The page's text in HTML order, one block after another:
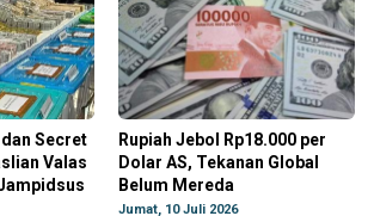
Secret
Valas
Rupiah Jebol Rp18.000 per
Dolar AS, Tekanan Global
Belum Mereda
Jumat, 10 Juli 2026